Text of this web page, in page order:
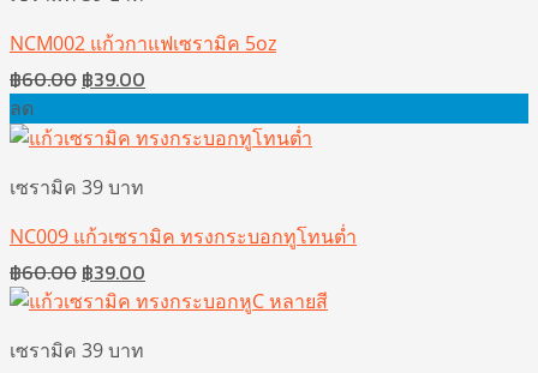
NCM002 แก้วกาแฟเซรามิค 5oz
฿60.00 Original
was:
฿39.00
is:
ลด
เซรามิค 39 บาท
NC009 แก้วเซรามิค ทรงกระบอกทูโทนต่ำ
฿60.00 Original
price
฿60.00.
฿39.00
price
เซรามิค 39 บาท